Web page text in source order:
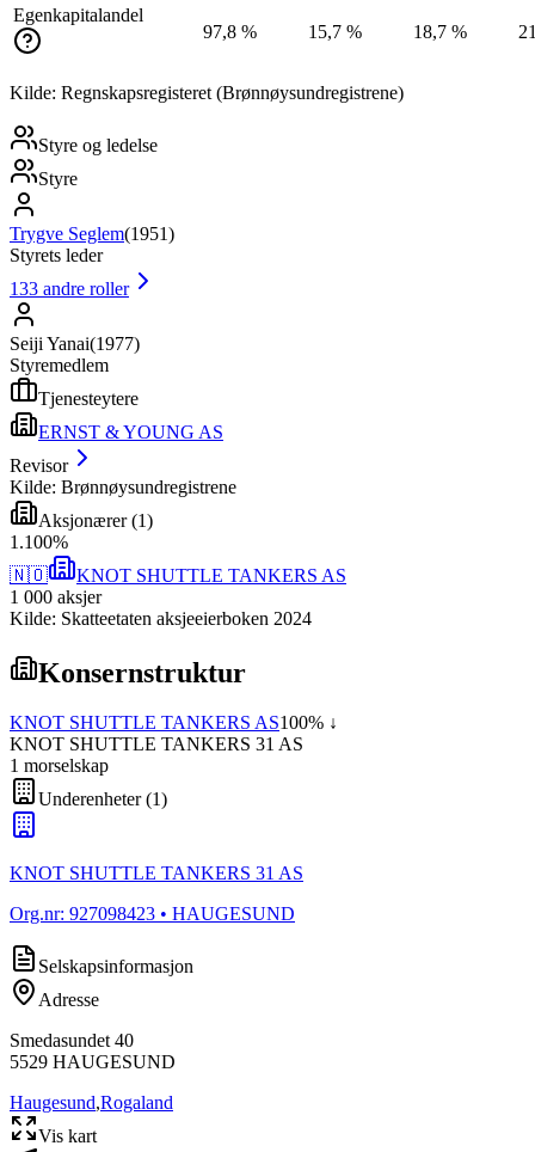
Egenkapitalandel
97,8 %
15,7 % 18,7 %
Kilde: Regnskapsregisteret (Brønnøysundregistrene)
Styre og ledelse
Styre
Trygve Seglem(1951)
Styrets leder
133 andre roller
Seiji Yanai(1977)
Styremedlem
Tjenesteytere
ERNST & YOUNG AS
Revisor
Kilde: Brønnøysundregistrene
Aksjonærer(1)
1 .100%
🇳🇴
KNOT SHUTTLE TANKERS AS
1 000 aksjer
Kilde: Skatteetaten aksjeeierboken 2024
Konsernstruktur
KNOT SHUTTLE TANKERS AS100% ↓
KNOT SHUTTLE TANKERS 31 AS
1 morselskap
Underenheter(1)
KNOT SHUTTLE TANKERS 31 AS
Org.nr: 927098423 • HAUGESUND
Selskapsinformasjon
Adresse
Smedasundet 40
5529 HAUGESUND
Haugesund,Rogaland
Vis kart